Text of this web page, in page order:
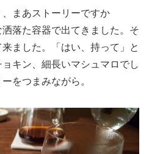
まあストーリーですか
落た容器で出てきました。そ
ました。「はい、持って」と
キン、細長いマシュマロでし
をつまみながら。